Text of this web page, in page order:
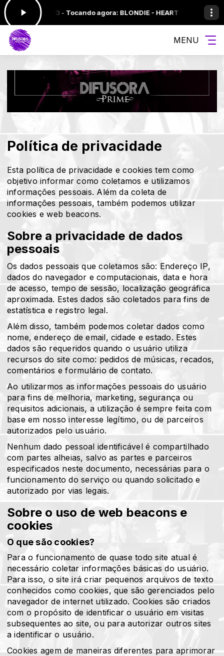
às 12:00 - Tocando agora: BLONDIE - HEART OF GLASS (1979)
MENU
Política de privacidade
Esta política de privacidade e cookies tem como
objetivo informar como coletamos e utilizamos
informações pessoais. Além da coleta de
informações pessoais, também podemos utilizar
cookies e web beacons.
Sobre a privacidade de dados
pessoais
Os dados pessoais que coletamos são: Endereço IP,
dados do navegador e computacionais, data e hora
de acesso, tempo de sessão, localização geográfica
aproximada. Estes dados são coletados para fins de
estatística e registro legal.
Além disso, também podemos coletar dados como
nome, endereço de email, cidade e estado. Estes
dados são requeridos quando o usuário utiliza
recursos do site como: pedidos de músicas, recados,
comentários e formulário de contato.
Ao utilizarmos as informações pessoais do usuário
para fins de melhoria, marketing, segurança ou
requisitos adicionais, a utilização é sempre feita com
base em nosso interesse legítimo, ou de parceiros
autorizados pelo usuário.
Nenhum dado pessoal identificável é compartilhado
com partes alheias, salvo as partes e parceiros
especificados neste documento, necessárias para o
funcionamento do serviço ou quando solicitado e
autorizado por vias legais.
Sobre o uso de web beacons e
cookies
O que são cookies?
Para o funcionamento de quase todo site atual é
necessário coletar informações básicas do usuário.
Para isso, o site irá criar pequenos arquivos de texto
conhecidos como cookies, que são gerenciados pelo
navegador de internet utilizado. Cookies são criados
com o propósito de identificar o usuário em visitas
subsequentes ao site, ou para autorizar outros sites
a identificar o usuário.
Cookies agem de maneiras diferentes para aprimorar